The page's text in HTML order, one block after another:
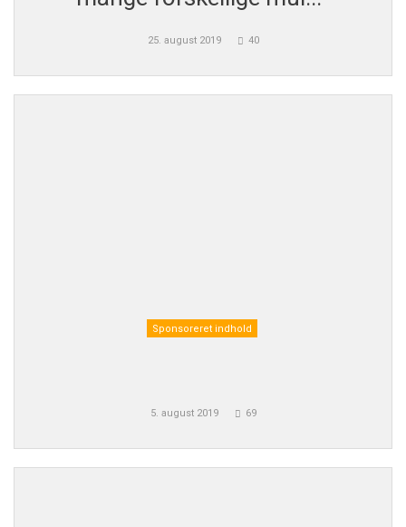
25. august 2019 40
Sponsoreret indhold
5. august 2019 69